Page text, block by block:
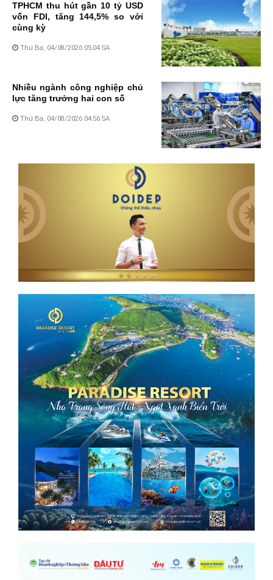
TPHCM thu hút gần 10 tỷ USD
vốn FDI, tăng 144,5% so với
cùng kỳ
Thứ Ba, 04/08/2026 05:04 SA
Nhiều ngành công nghiệp chủ
lực tăng trưởng hai con số
Thứ Ba, 04/08/2026 04:56 SA